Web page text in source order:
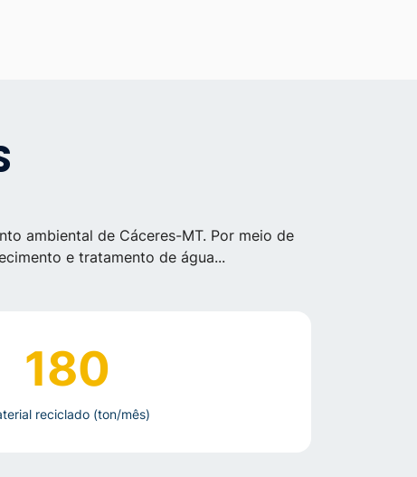
ambiental de Cáceres-MT. Por meio de
e tratamento de água...
180
reciclado (ton/mês)